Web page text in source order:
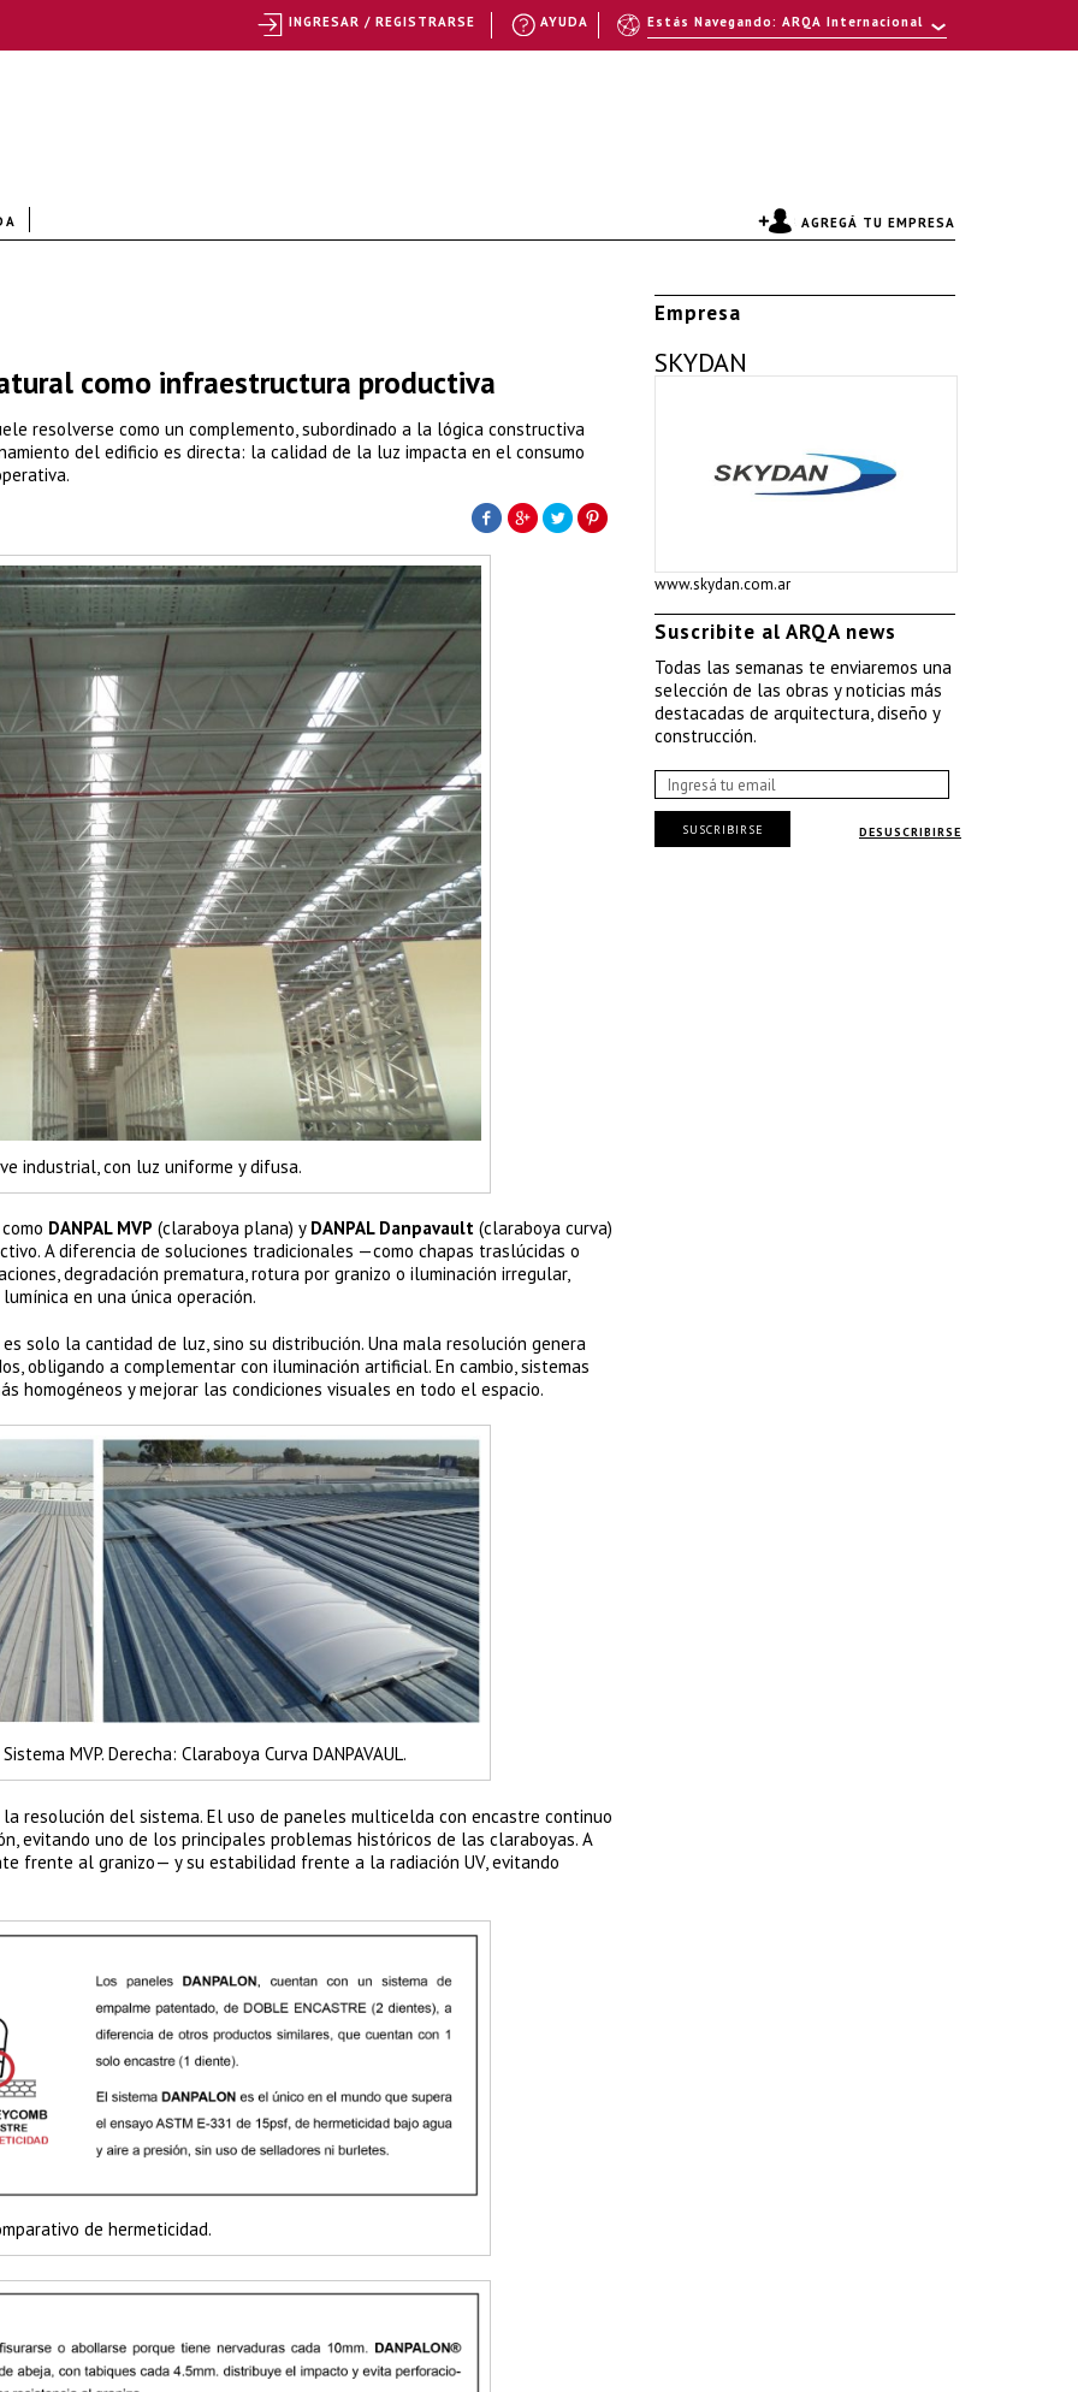
AGREGÁ TU EMPRESA
como infraestructura productiva
resolverse como un complemento, subordinado a la lógica constructiva
del edificio es directa: la calidad de la luz impacta en el consumo
industrial, con luz uniforme y difusa.
DANPAL MVP (claraboya plana) y DANPAL Danpavault (claraboya curva)
A diferencia de soluciones tradicionales —como chapas traslúcidas o
degradación prematura, rotura por granizo o iluminación irregular,
en una única operación.
solo la cantidad de luz, sino su distribución. Una mala resolución genera
obligando a complementar con iluminación artificial. En cambio, sistemas
homogéneos y mejorar las condiciones visuales en todo el espacio.
MVP. Derecha: Claraboya Curva DANPAVAUL.
resolución del sistema. El uso de paneles multicelda con encastre continuo
evitando uno de los principales problemas históricos de las claraboyas. A
frente al granizo— y su estabilidad frente a la radiación UV, evitando
de hermeticidad.
Empresa
SKYDAN
www.skydan.com.ar
Suscribite al ARQA news
Todas las semanas te enviaremos una
selección de las obras y noticias más
destacadas de arquitectura, diseño y
construcción.
DESUSCRIBIRSE
SUSCRIBIRSE
Estás Navegando: ARQA Internacional
AYUDA
INGRESAR / REGISTRARSE